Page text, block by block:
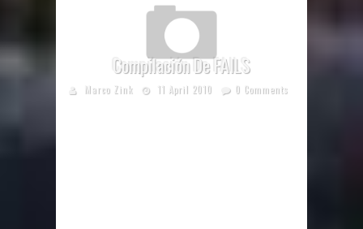
Compilación De FAILS
Marco Zink 11 April 2010 0 Comments